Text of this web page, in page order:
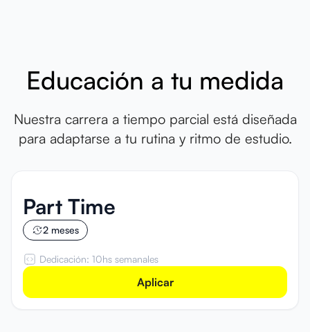
Educación a tu medida
Nuestra carrera a tiempo parcial está diseñada
para adaptarse a tu rutina y ritmo de estudio.
Part Time
2 meses
Dedicación: 10hs semanales
Aplicar